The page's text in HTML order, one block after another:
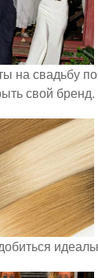
на свадьбу
свой бренд.